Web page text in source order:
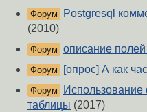
Форум
Postgresql
(2010)
Форум описание
Форум [опрос] А как
Форум
таблицы (2017)